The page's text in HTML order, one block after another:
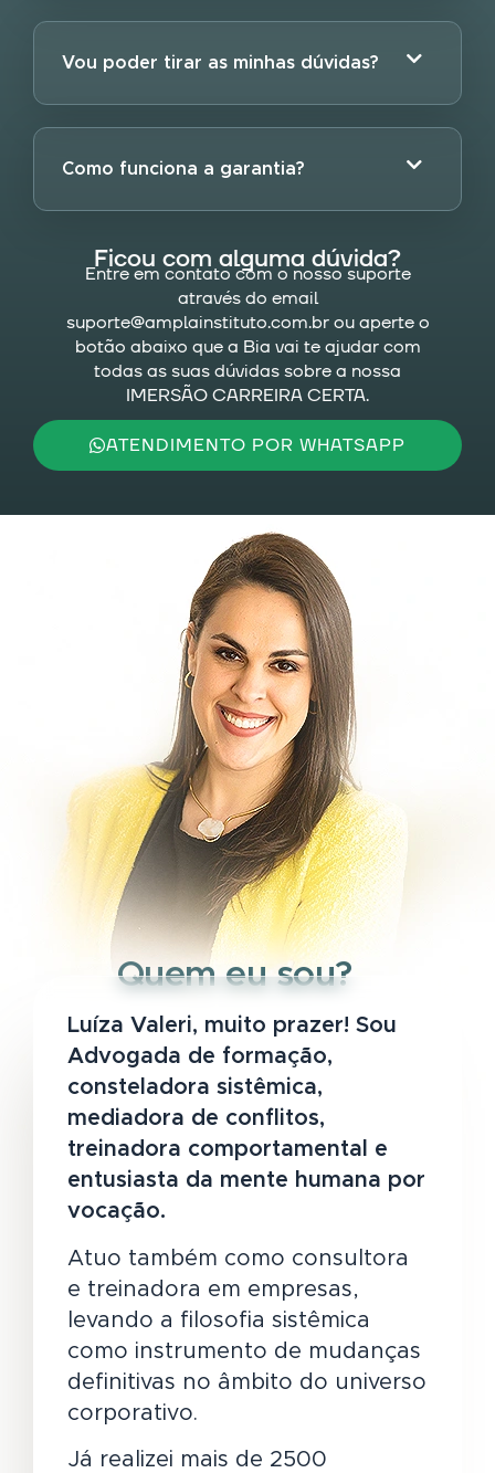
Vou poder tirar as minhas dúvidas?
Como funciona a garantia?
Ficou com alguma dúvida?
Entre em contato com o nosso suporte
através do email
suporte@amplainstituto.com.brou aperte o
botão abaixo que a Bia vai te ajudar com
todas as suas dúvidas sobre a nossa
IMERSÃO CARREIRA CERTA.
ATENDIMENTO POR WHATSAPP
Quem eu sou?
Luíza Valeri, muito prazer! Sou
Advogada de formação,
consteladora sistêmica,
mediadora de conflitos,
treinadora comportamental e
entusiasta da mente humana por
vocação.
Atuo também como consultora
e treinadora em empresas,
levando a filosofia sistêmica
como instrumento de mudanças
definitivas no âmbito do universo
corporativo.
Já realizei mais de 2500